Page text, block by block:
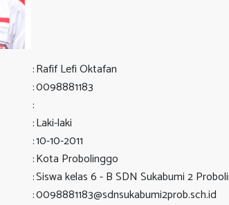
:Rafif Lefi Oktafan
:0098881183
:
:Laki-laki
:10-10-2011
:Kota Probolinggo
:Siswa kelas 6 - B SDN Sukabumi 2
:0098881183@sdnsukabumi2prob.sch.id